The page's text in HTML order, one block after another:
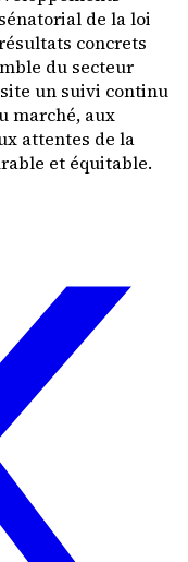
de la loi
concrets
du secteur
un suivi continu
marché, aux
attentes de la
et équitable.